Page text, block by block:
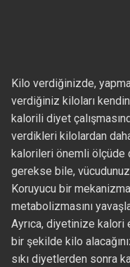
Kilo verdiğinizde,
verdiğiniz kiloları
kalorili diyet
verdikleri kilolardan daha
kalorileri önemli ölçüde
gerekse bile,
Koruyucu bir
metabolizmasını
Ayrıca, diyetinize kalori
bir şekilde kilo
sıkı diyetlerden sonra